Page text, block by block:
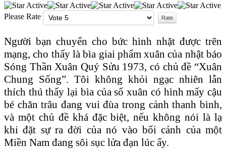
Please Rate
Người bạn chuyển cho bức hình nhặt được trên
mạng, cho thấy là bìa giai phẩm xuân của nhật báo
Sóng Thần Xuân Quý Sửu 1973, có chủ đề “Xuân
Chung Sống”. Tôi không khỏi ngạc nhiên lẫn
thích thú thấy lại bìa của số xuân có hình mấy cậu
bé chăn trâu đang vui đùa trong cảnh thanh bình,
và một chủ đề khá đặc biệt, nếu không nói là lạ
khi đặt sự ra đời của nó vào bối cảnh của một
Miền Nam đang sôi sục lửa đạn lúc ấy.